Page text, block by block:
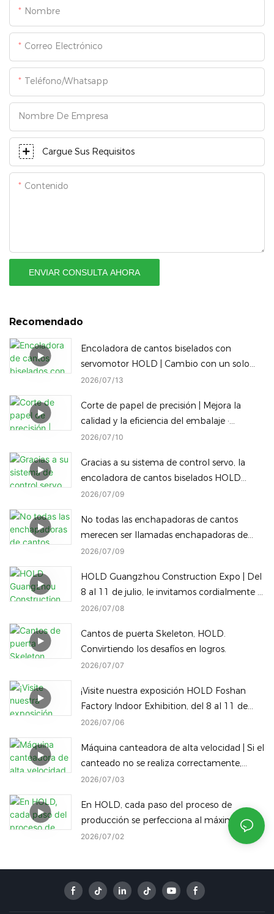
Nombre
Correo Electrónico
Teléfono/whatsapp
Nombre De Empresa
Cargue Sus Requisitos
Contenido
ENVIAR CONSULTA AHORA
Recomendado
Encoladora de cantos biselados con
servomotor HOLD | Cambio con un solo
clic entre bisel completo y sellado de
2026 07 13
Corte de papel de precisión | Mejora la
calidad y la eficiencia del embalaje ·
Máquina de embalaje inteligente HOLD
2026 07 10
Gracias a su sistema de control servo, la
encoladora de cantos biselados HOLD
permite cambiar instantáneamente, con un
procesamiento de cantos biselados para
reducir el tiempo de inactividad.
2026 07 09
No todas las enchapadoras de cantos
merecen ser llamadas enchapadoras de
cantos Diamond Edge, y no todas las
a un borde redondeado con solo un toque.
2026 07 09
HOLD Guangzhou Construction Expo | Del
8 al 11 de julio, le invitamos cordialmente a
visitar nuestra fábrica.
2026 07 08
Cantos de puerta Skeleton, HOLD.
Convirtiendo los desafíos en logros.
2026 07 07
¡Visite nuestra exposición HOLD Foshan
Factory Indoor Exhibition, del 8 al 11 de
julio! Descubra nuestra gama completa de
mismo recinto.
2026 07 06
Máquina canteadora de alta velocidad | Si el
canteado no se realiza correctamente,
¡incluso los mejores paneles son un
2026 07 03
En HOLD, cada paso del proceso de
producción se perfecciona al máximo,
consolidando nuestra posición como un
2026 07 02